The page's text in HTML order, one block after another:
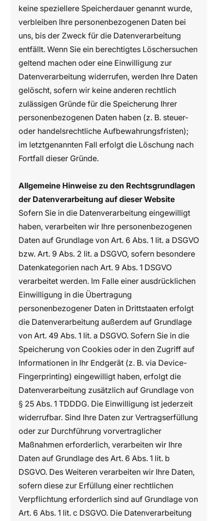
keine speziellere Speicherdauer genannt wurde,
verbleiben Ihre personenbezogenen Daten bei
uns, bis der Zweck für die Datenverarbeitung
entfällt. Wenn Sie ein berechtigtes Löschersuchen
geltend machen oder eine Einwilligung zur
Datenverarbeitung widerrufen, werden Ihre Daten
gelöscht, sofern wir keine anderen rechtlich
zulässigen Gründe für die Speicherung Ihrer
personenbezogenen Daten haben (z. B. steuer-
oder handelsrechtliche Aufbewahrungsfristen);
im letztgenannten Fall erfolgt die Löschung nach
Fortfall dieser Gründe.
Allgemeine Hinweise zu den Rechtsgrundlagen
der Datenverarbeitung auf dieser Website
Sofern Sie in die Datenverarbeitung eingewilligt
haben, verarbeiten wir Ihre personenbezogenen
Daten auf Grundlage von Art. 6 Abs. 1 lit. a DSGVO
bzw. Art. 9 Abs. 2 lit. a DSGVO, sofern besondere
Datenkategorien nach Art. 9 Abs. 1 DSGVO
verarbeitet werden. Im Falle einer ausdrücklichen
Einwilligung in die Übertragung
personenbezogener Daten in Drittstaaten erfolgt
die Datenverarbeitung außerdem auf Grundlage
von Art. 49 Abs. 1 lit. a DSGVO. Sofern Sie in die
Speicherung von Cookies oder in den Zugriff auf
Informationen in Ihr Endgerät (z. B. via Device-
Fingerprinting) eingewilligt haben, erfolgt die
Datenverarbeitung zusätzlich auf Grundlage von
§ 25 Abs. 1 TDDDG. Die Einwilligung ist jederzeit
widerrufbar. Sind Ihre Daten zur Vertragserfüllung
oder zur Durchführung vorvertraglicher
Maßnahmen erforderlich, verarbeiten wir Ihre
Daten auf Grundlage des Art. 6 Abs. 1 lit. b
DSGVO. Des Weiteren verarbeiten wir Ihre Daten,
sofern diese zur Erfüllung einer rechtlichen
Verpflichtung erforderlich sind auf Grundlage von
Art. 6 Abs. 1 lit. c DSGVO. Die Datenverarbeitung